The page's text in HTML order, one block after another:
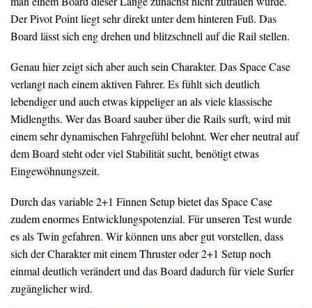
Der Pivot Point liegt sehr direkt unter dem hinteren Fuß. Das
Board lässt sich eng drehen und blitzschnell auf die Rail stellen.
Genau hier zeigt sich aber auch sein Charakter. Das Space Case
verlangt nach einem aktiven Fahrer. Es fühlt sich deutlich
lebendiger und auch etwas kippeliger an als viele klassische
Midlengths. Wer das Board sauber über die Rails surft, wird mit
einem sehr dynamischen Fahrgefühl belohnt. Wer eher neutral auf
dem Board steht oder viel Stabilität sucht, benötigt etwas
Eingewöhnungszeit.
Durch das variable 2+1 Finnen Setup bietet das Space Case
zudem enormes Entwicklungspotenzial. Für unseren Test wurde
es als Twin gefahren. Wir können uns aber gut vorstellen, dass
sich der Charakter mit einem Thruster oder 2+1 Setup noch
einmal deutlich verändert und das Board dadurch für viele Surfer
zugänglicher wird.